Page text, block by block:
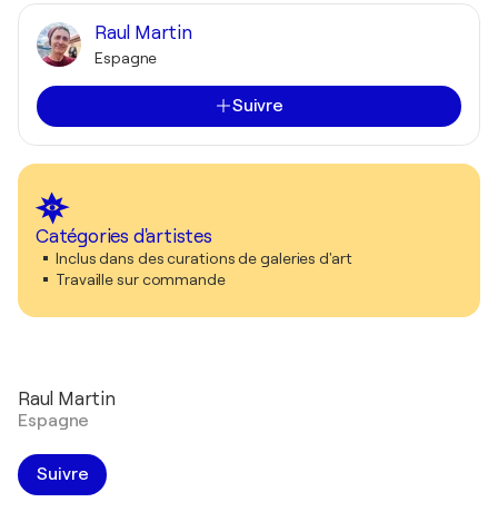
Raul Martin
Espagne
Suivre
Catégories d'artistes
Inclus dans des curations de galeries d'art
Travaille sur commande
Raul Martin
Espagne
Suivre